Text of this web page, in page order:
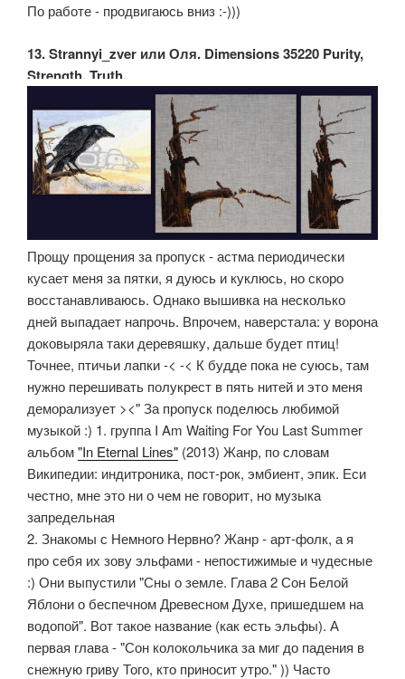
По работе - продвигаюсь вниз :-)))
13. Strannyi_zver или Оля. Dimensions 35220 Purity,
Strength, Truth.
Прощу прощения за пропуск - астма периодически
кусает меня за пятки, я дуюсь и куклюсь, но скоро
восстанавливаюсь. Однако вышивка на несколько
дней выпадает напрочь. Впрочем, наверстала: у ворона
доковыряла таки деревяшку, дальше будет птиц!
Точнее, птичьи лапки -< -< К будде пока не суюсь, там
нужно перешивать полукрест в пять нитей и это меня
деморализует ><" За пропуск поделюсь любимой
музыкой :) 1. группа I Am Waiting For You Last Summer
альбом"In Eternal Lines" (2013) Жанр, по словам
Википедии: индитроника, пост-рок, эмбиент, эпик. Еси
честно, мне это ни о чем не говорит, но музыка
запредельная
2. Знакомы с Немного Нервно? Жанр - арт-фолк, а я
про себя их зову эльфами - непостижимые и чудесные
:) Они выпустили "Сны о земле. Глава 2 Сон Белой
Яблони о беспечном Древесном Духе, пришедшем на
водопой". Вот такое название (как есть эльфы). А
первая глава - "Сон колокольчика за миг до падения в
снежную гриву Того, кто приносит утро." )) Часто